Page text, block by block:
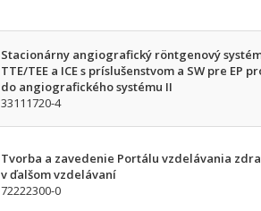
Stacionárny angiografický röntgenový
TTE/TEE a ICE s príslušenstvom a SW pre EP
do angiografického systému II
33111720-4
Tvorba a zavedenie Portálu vzdelávania
v ďalšom vzdelávaní
72222300-0